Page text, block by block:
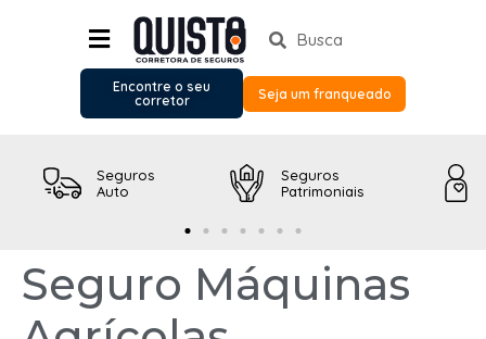
Encontre o seu
corretor
Seja um franqueado
Seguros
Auto
Seguros
Patrimoniais
Seguro Máquinas